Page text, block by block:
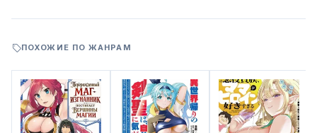
ПОХОЖИЕ ПО ЖАНРАМ